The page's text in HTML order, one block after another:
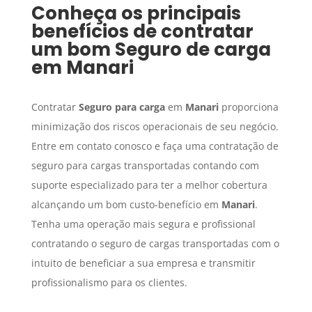
Conheça os principais
benefícios de contratar
um bom Seguro de carga
em Manari
Contratar Seguro para cargaem Manariproporciona
minimização dos riscos operacionais de seu negócio.
Entre em contato conosco e faça uma contratação de
seguro para cargas transportadas contando com
suporte especializado para ter a melhor cobertura
alcançando um bom custo-benefício em Manari.
Tenha uma operação mais segura e profissional
contratando o seguro de cargas transportadas com o
intuito de beneficiar a sua empresa e transmitir
profissionalismo para os clientes.